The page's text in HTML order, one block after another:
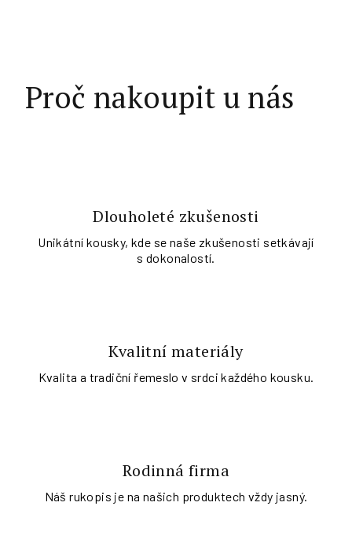
Proč nakoupit u nás
Dlouholeté zkušenosti
Unikátní kousky, kde se naše zkušenosti setkávají
s dokonalostí.
Kvalitní materiály
Kvalita a tradiční řemeslo v srdci každého kousku.
Rodinná firma
Náš rukopis je na našich produktech vždy jasný.